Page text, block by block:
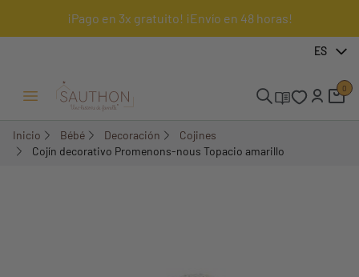
¡Pago en 3x gratuito! ¡Envío en 48 horas!
ES
Menú Abrir/Cerrar
0
Inicio Bébé Decoración
Cojines
Cojín decorativo Promenons-nous Topacio amarillo